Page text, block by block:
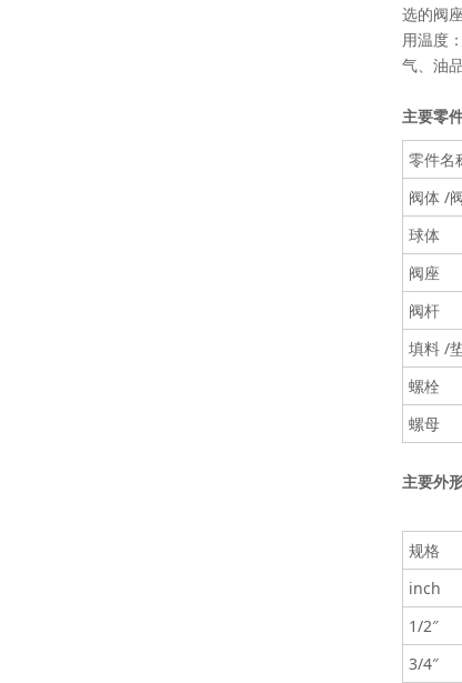
选的阀
用温度
气、油
主要零
零件名
阀体 /
球体
阀座
阀杆
填料 /
螺栓
螺母
主要外
规格
inch
1/2″
3/4″